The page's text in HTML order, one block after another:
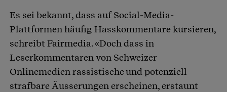
Es sei bekannt, dass auf Social-Media-
Plattformen häufig Hasskommentare kursieren,
schreibt Fairmedia. «Doch dass in
Leserkommentaren von Schweizer
Onlinemedien rassistische und potenziell
strafbare Äusserungen erscheinen, erstaunt